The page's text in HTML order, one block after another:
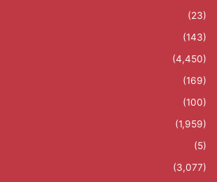
(23)
(143)
(4,450)
(169)
(100)
(1,959)
(5)
(3,077)